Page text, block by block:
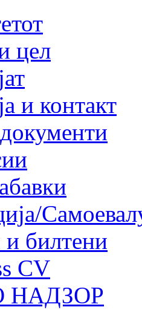
цел
и контакт
билтени
CV
НАДЗОР